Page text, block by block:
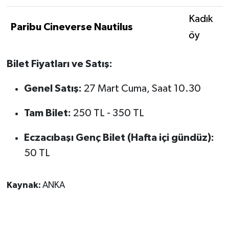
Paribu Cineverse Nautilus
Kadık
öy
Bilet Fiyatları ve Satış:
Genel Satış: 27 Mart Cuma, Saat 10.30
Tam Bilet: 250 TL - 350 TL
Eczacıbaşı Genç Bilet (Hafta içi gündüz):
50 TL
Kaynak: ANKA